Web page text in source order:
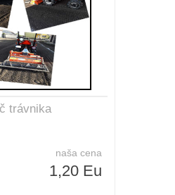
trávnika
naša cena
1,20 Eu